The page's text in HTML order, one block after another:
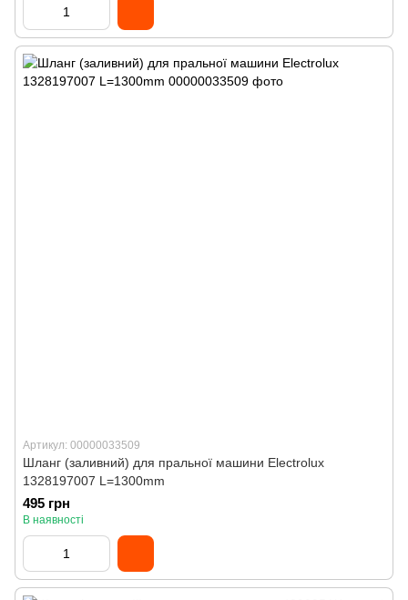
Артикул: 00000033509
Шланг (заливний) для пральної машини Electrolux
1328197007 L=1300mm
495 грн
В наявності